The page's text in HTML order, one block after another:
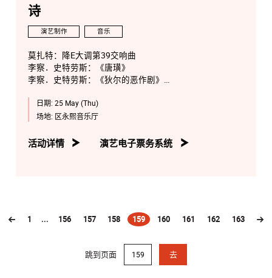
诗
演艺制作 音乐
莫扎特：降E大调第39交响曲
李察．史特劳斯：《唐璜》
李察．史特劳斯：《狄尔的恶作剧》
日期: 25 May (Thu)
场地: 区永熙音乐厅
活动详情 演艺电子票务系统
1 ... 156 157 158 159
(current)160 161 162 163
跳到页面 去